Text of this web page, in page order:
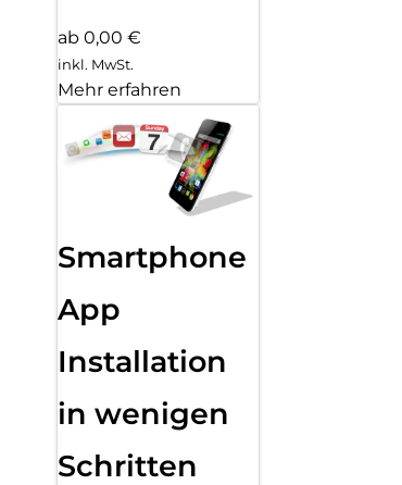
ab 0,00 €
inkl. MwSt.
Mehr erfahren
Smartphone
App
Installation
in wenigen
Schritten